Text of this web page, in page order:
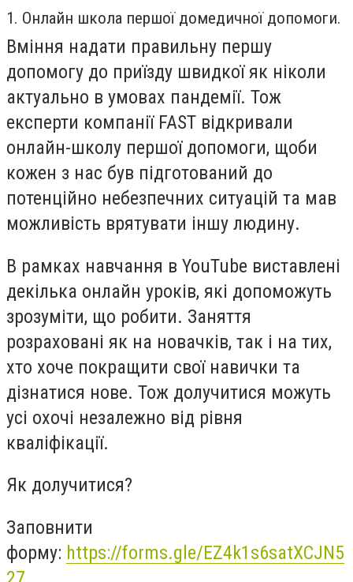
1. Онлайн школа першої домедичної допомоги.
Вміння надати правильну першу
допомогу до приїзду швидкої як ніколи
актуально в умовах пандемії. Тож
експерти компанії FAST відкривали
онлайн-школу першої допомоги, щоби
кожен з нас був підготований до
потенційно небезпечних ситуацій та мав
можливість врятувати іншу людину.
В рамках навчання в YouTube виставлені
декілька онлайн уроків, які допоможуть
зрозуміти, що робити. Заняття
розраховані як на новачків, так і на тих,
хто хоче покращити свої навички та
дізнатися нове. Тож долучитися можуть
усі охочі незалежно від рівня
кваліфікації.
Як долучитися?
Заповнити
форму: https://forms.gle/EZ4k1s6satXCJN5